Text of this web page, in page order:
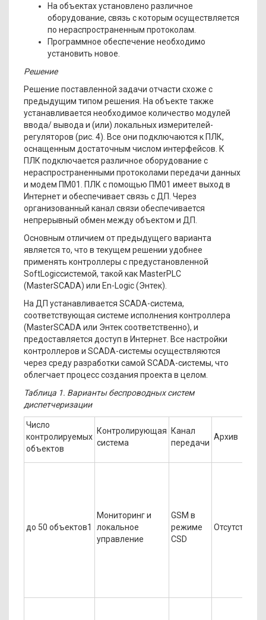
На объектах установлено различное
оборудование, связь с которым осуществляется
по нераспространенным протоколам.
Программное обеспечение необходимо
установить новое.
Решение
Решение поставленной задачи отчасти схоже с
предыдущим типом решения. На объекте также
устанавливается необходимое количество модулей
ввода/ вывода и (или) локальных измерителей-
регуляторов (рис. 4). Все они подключаются к ПЛК,
оснащенным достаточным числом интерфейсов. К
ПЛК подключается различное оборудование с
нераспространенными протоколами передачи данных
и модем ПМ01. ПЛК с помощью ПМ01 имеет выход в
Интернет и обеспечивает связь с ДП. Через
организованный канал связи обеспечивается
непрерывный обмен между объектом и ДП.
Основным отличием от предыдущего варианта
является то, что в текущем решении удобнее
применять контроллеры с предустановленной
SoftLogicсистемой, такой как MasterPLC
(MasterSCADA) или En-Logic (Энтек).
На ДП устанавливается SCADA-система,
соответствующая системе исполнения контроллера
(MasterSCADA или Энтек соответственно), и
предоставляется доступ в Интернет. Все настройки
контроллеров и SCADA-системы осуществляются
через среду разработки самой SCADA-системы, что
облегчает процесс создания проекта в целом.
Таблица 1. Варианты беспроводных систем
диспетчеризации
Число
контролируемых
объектов
Контролирующая
система
Канал
передачи
Архив
до 50 объектов1
Мониторинг и
локальное
управление
GSM в
режиме
CSD
Отсутствует